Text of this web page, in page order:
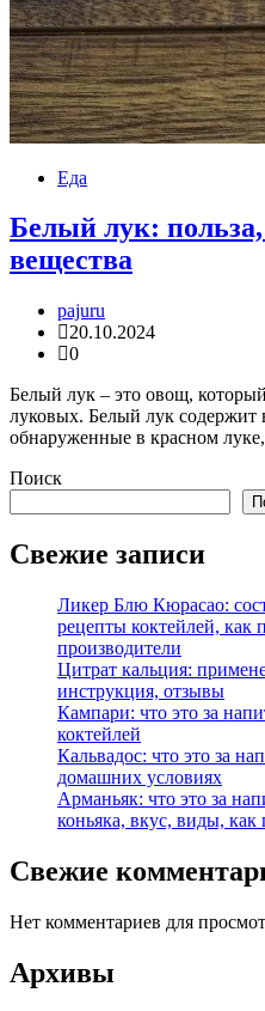
Еда
Белый лук:
вещества
pajuru
20.10.2024
0
Белый лук – это овощ,
луковых. Белый лук содержит
обнаруженные в красном
Поиск
Свежие записи
Ликер Блю Кюрасао:
рецепты коктейлей, как
производители
Цитрат кальция:
инструкция, отзывы
Кампари: что это за
коктейлей
Кальвадос: что это за
домашних условиях
Арманьяк: что это за
коньяка, вкус, виды, как
Свежие
Нет комментариев для
Архивы